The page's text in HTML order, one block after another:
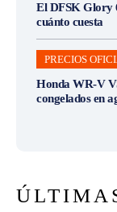
El DFSK Glory
cuánto cuesta
PRECIOS
Honda WR-V
congelados en